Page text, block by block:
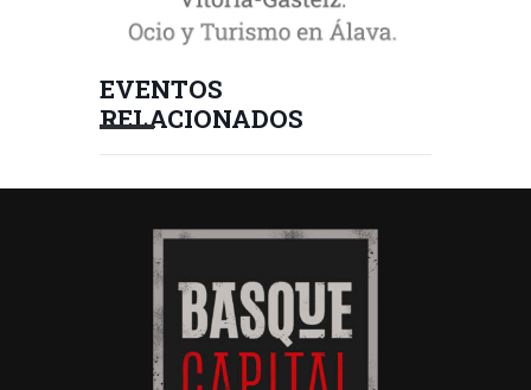
EVENTOS
RELACIONADOS